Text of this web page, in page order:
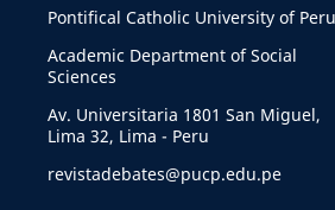
Pontifical Catholic University of Peru
Academic Department of Social
Sciences
Av. Universitaria 1801 San Miguel,
Lima 32, Lima - Peru
revistadebates@pucp.edu.pe